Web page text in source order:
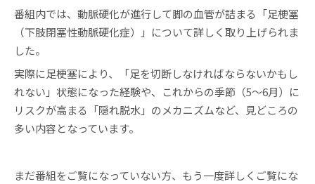
番組内では、動脈硬化が進行して脚の血管が詰まる「足梗塞
（下肢閉塞性動脈硬化症）」について詳しく取り上げられま
した。
実際に足梗塞により、「足を切断しなければならないかもし
れない」状態になった経験や、これからの季節（5〜6月）に
リスクが高まる「隠れ脱水」のメカニズムなど、見どころの
多い内容となっています。
まだ番組をご覧になっていない方、もう一度詳しくご覧にな